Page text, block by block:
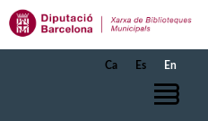
Ca Es En